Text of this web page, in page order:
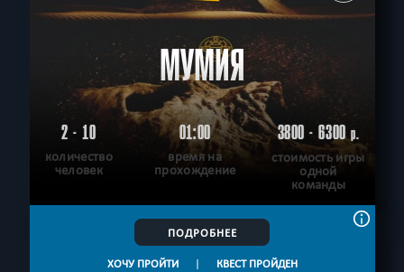
МУМИЯ
2 - 10
количество
человек
01:00
время на
прохождение
3800 - 6300р.
стоимость игры
одной
команды
ПОДРОБНЕЕ
ХОЧУ ПРОЙТИ | КВЕСТ ПРОЙДЕН